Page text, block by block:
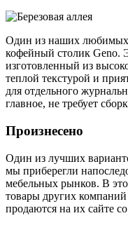
Один из наших любимых
кофейный столик Geno.
изготовленный из
теплой текстурой и
для отдельного
главное, не требует
Произнесено
Один из лучших
мы приберегли
мебельных рынков. В
товары других
продаются на их сайте